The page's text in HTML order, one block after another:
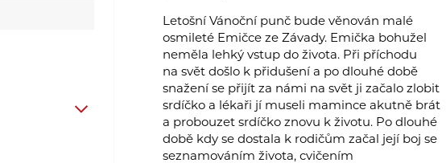
Letošní Vánoční punč bude věnován malé
osmileté Emičce ze Závady. Emička bohužel
neměla lehký vstup do života. Při příchodu
na svět došlo k přidušení a po dlouhé době
snažení se přijít za námi na svět ji začalo zlobit
srdíčko a lékaři jí museli mamince akutně brát
a probouzet srdíčko znovu k životu. Po dlouhé
době kdy se dostala k rodičům začal její boj se
seznamováním života, cvičením